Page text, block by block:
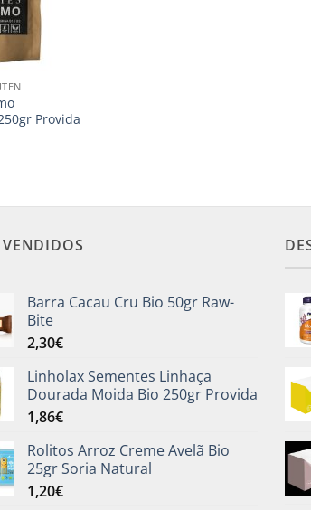
Provida
Barra Cacau Cru Bio 50gr Raw-
Bite
2,30€
Linholax Sementes Linhaça
Dourada Moida Bio 250gr Provida
1,86€
Rolitos Arroz Creme Avelã Bio
25gr Soria Natural
1,20€